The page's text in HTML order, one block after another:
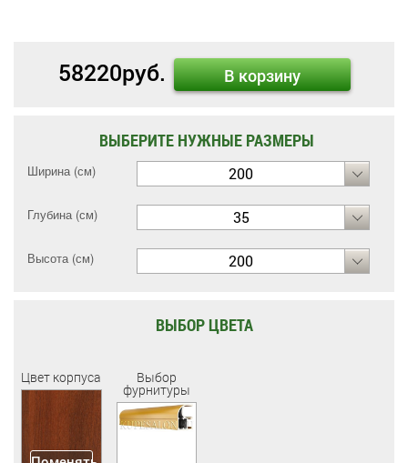
58220руб. В корзину
ВЫБЕРИТЕ НУЖНЫЕ РАЗМЕРЫ
Ширина (см) 200
Глубина (см) 35
Высота (см) 200
ВЫБОР ЦВЕТА
Цвет корпуса Выбор
фурнитуры